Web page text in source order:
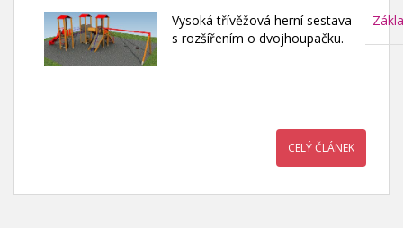
Vysoká třívěžová herní sestava
s rozšířením o dvojhoupačku.
CELÝ ČLÁNEK